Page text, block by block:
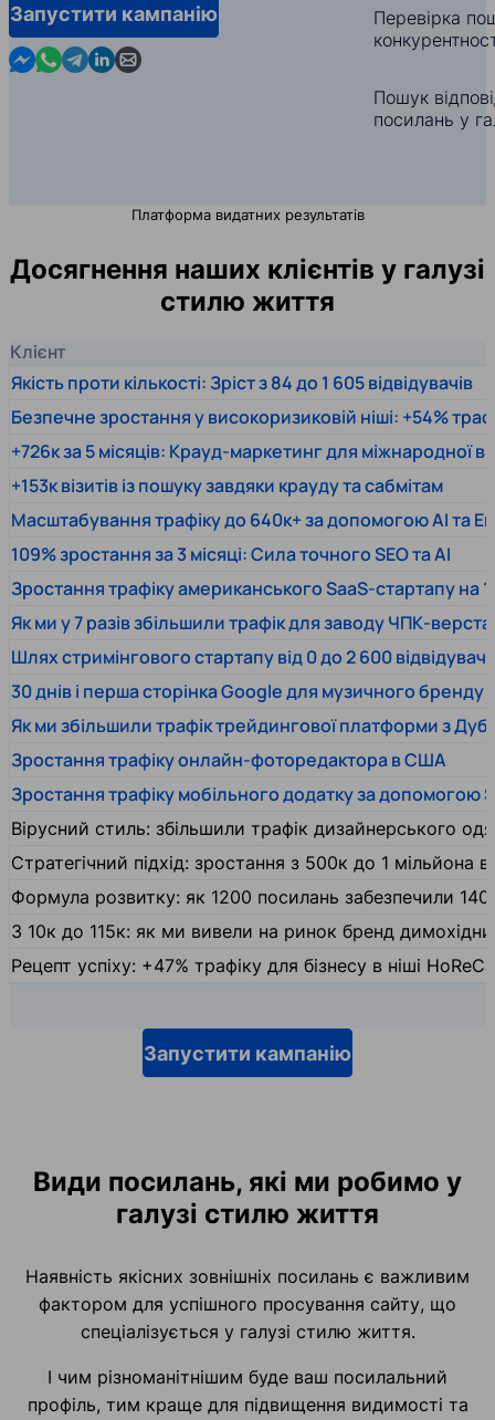
Запустити кампанію
Contact us in Messenger
Contact us in WhatsApp
Contact us in Telegram
Contact us in Linkedin
Contact us by email
Перевірка
Пошук
посилань у
Платформа видатних результатів
Досягнення наших клієнтів у галузі
стилю життя
Клієнт
Якість проти кількості: Зріст з 84 до 1 605 відвідувачів
Безпечне зростання у високоризиковій ніші: +54%
+726к за 5 місяців: Крауд-маркетинг для міжнародної
+153к візитів із пошуку завдяки крауду та сабмітам
Масштабування трафіку до 640к+ за допомогою AI та
109% зростання за 3 місяці: Сила точного SEO та AI
Зростання трафіку американського SaaS-стартапу на
Як ми у 7 разів збільшили трафік для заводу ЧПК-
Шлях стримінгового стартапу від 0 до 2 600
30 днів і перша сторінка Google для музичного бренду
Як ми збільшили трафік трейдингової платформи з
Зростання трафіку онлайн-фоторедактора в США
Зростання трафіку мобільного додатку за допомогою
Вірусний стиль: збільшили трафік дизайнерського
Стратегічний підхід: зростання з 500к до 1 мільйона
Формула розвитку: як 1200 посилань забезпечили
З 10к до 115к: як ми вивели на ринок бренд
Рецепт успіху: +47% трафіку для бізнесу в ніші HoReCa
Запустити кампанію
Види посилань, які ми робимо у
галузі стилю життя
Наявність якісних зовнішніх посилань є важливим
фактором для успішного просування сайту, що
спеціалізується у галузі стилю життя.
І чим різноманітнішим буде ваш посилальний
профіль, тим краще для підвищення видимості та